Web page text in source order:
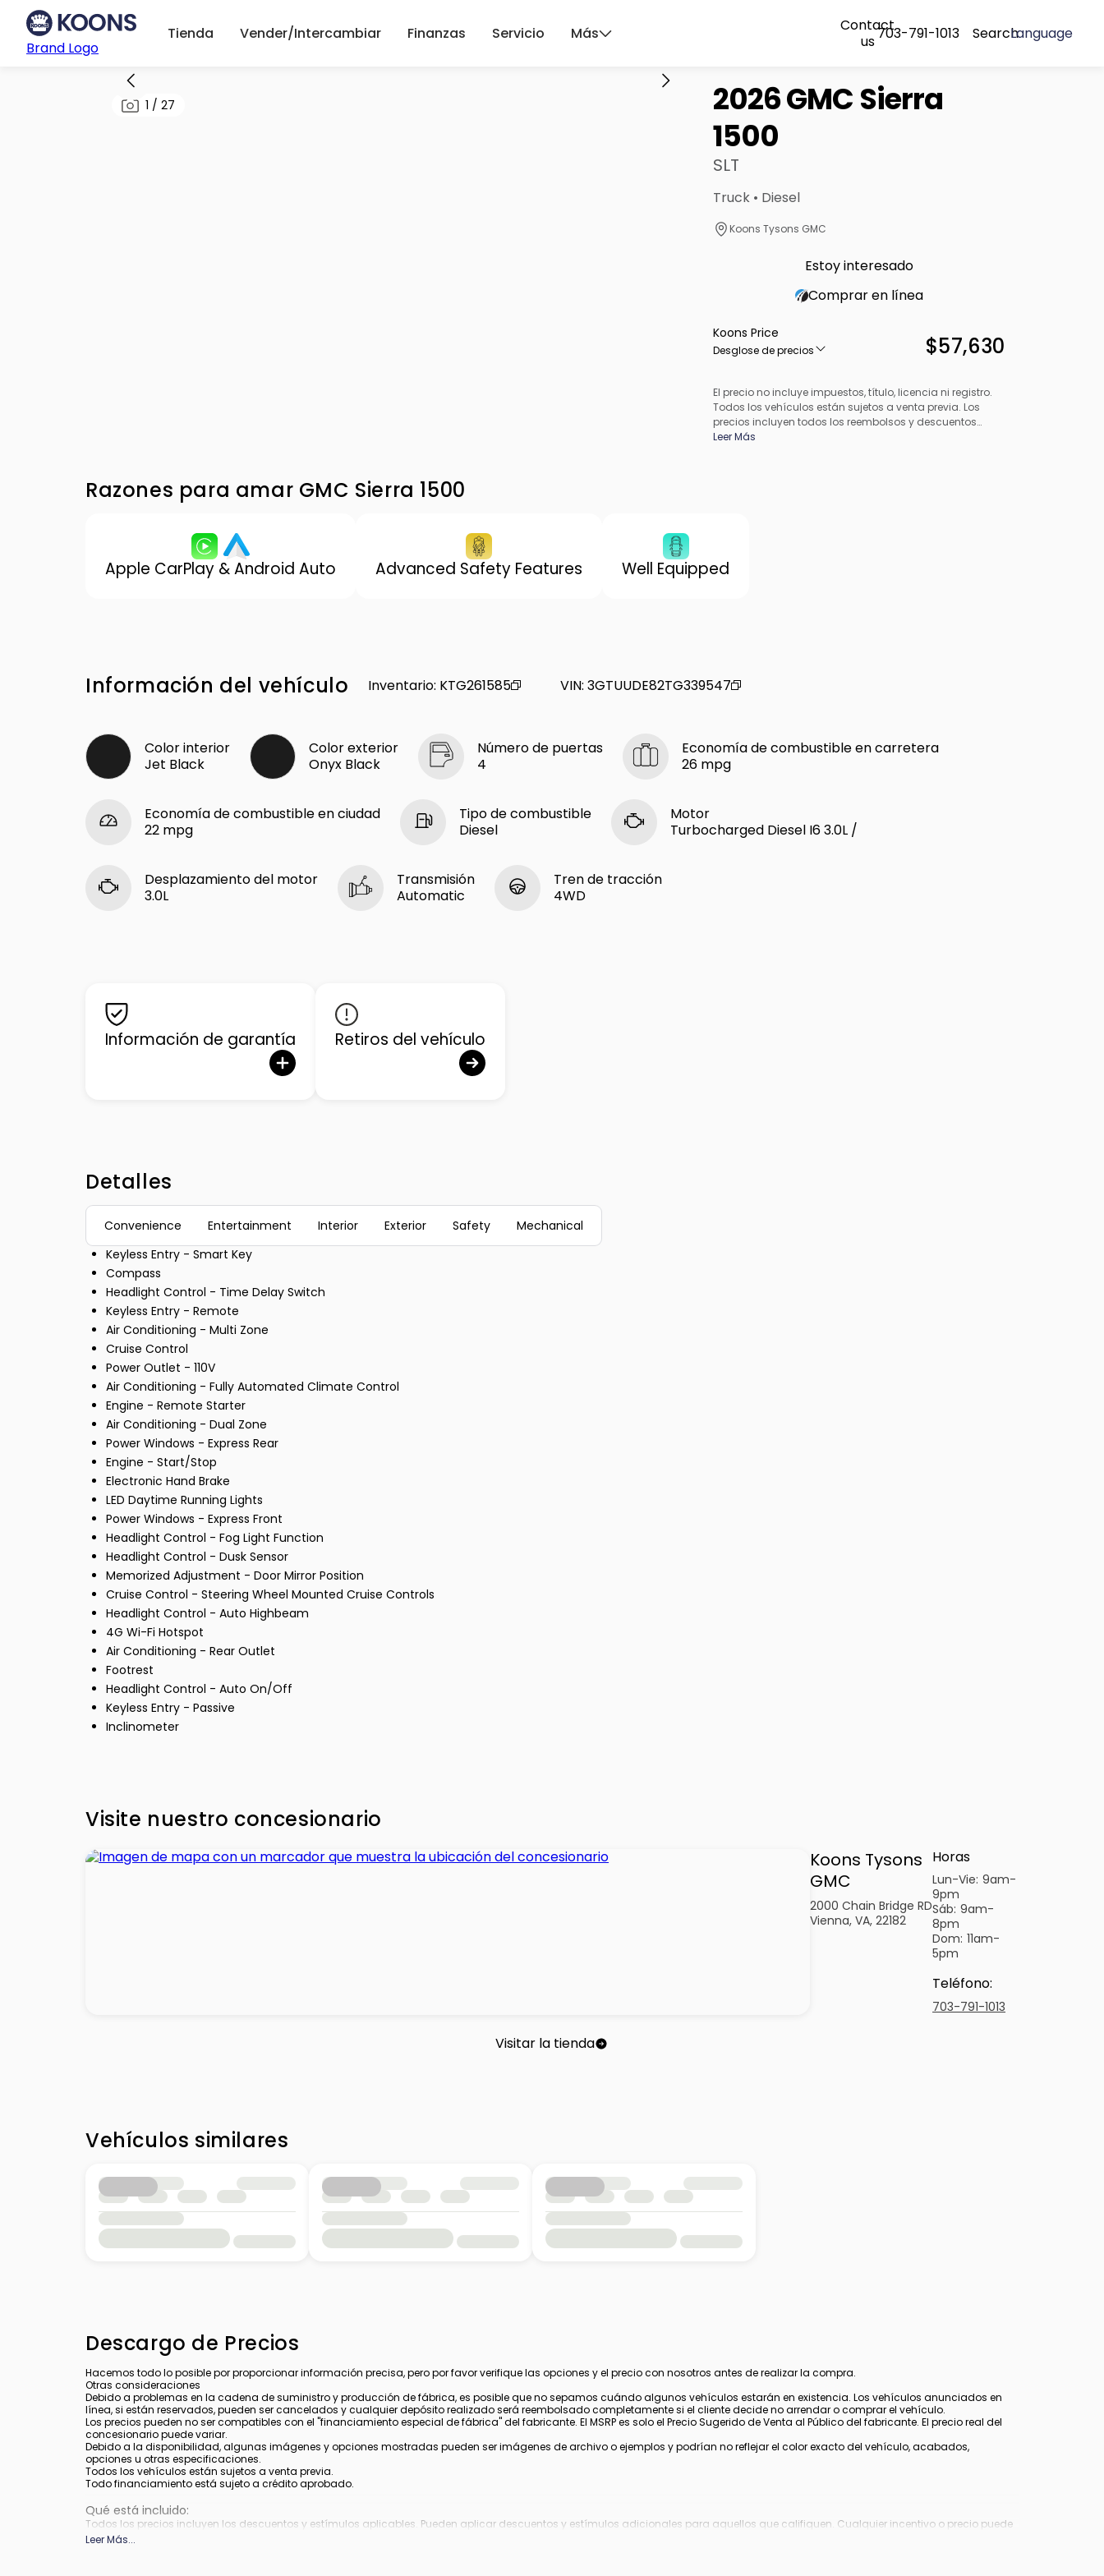
Brand Logo
Tienda Vender/Intercambiar Finanzas Servicio Más
Contact
us703-791-1013 SearchLanguage
1 / 27
2026 GMC Sierra
1500
SLT
Truck • Diesel
Koons Tysons GMC
Estoy interesado
Comprar en línea
Koons Price
Desglose de precios $57,630
El precio no incluye impuestos, título, licencia ni registro.
Todos los vehículos están sujetos a venta previa. Los
precios incluyen todos los reembolsos y descuentos
aplicables disponibles para todos los consumidores;
Leer Más
Razones para amar GMC Sierra 1500
Apple CarPlay & Android Auto Advanced Safety Features Well Equipped
Información del vehículo Inventario: KTG261585 VIN:3GTUUDE82TG339547
Color interior
Jet Black
Color exterior
Onyx Black
Número de puertas
4
Economía de combustible en carretera
26 mpg
Economía de combustible en ciudad
22 mpg
Tipo de combustible
Diesel
Motor
Turbocharged Diesel I6 3.0L /
Desplazamiento del motor
3.0L
Transmisión
Automatic
Tren de tracción
4WD
Información de garantía Retiros del vehículo
Detalles
Convenience Entertainment Interior Exterior Safety
Mechanical
Keyless Entry - Smart Key
Compass
Headlight Control - Time Delay Switch
Keyless Entry - Remote
Air Conditioning - Multi Zone
Cruise Control
Power Outlet - 110V
Air Conditioning - Fully Automated Climate Control
Engine - Remote Starter
Air Conditioning - Dual Zone
Power Windows - Express Rear
Engine - Start/Stop
Electronic Hand Brake
LED Daytime Running Lights
Power Windows - Express Front
Headlight Control - Fog Light Function
Headlight Control - Dusk Sensor
Memorized Adjustment - Door Mirror Position
Cruise Control - Steering Wheel Mounted Cruise Controls
Headlight Control - Auto Highbeam
4G Wi-Fi Hotspot
Air Conditioning - Rear Outlet
Footrest
Headlight Control - Auto On/Off
Keyless Entry - Passive
Inclinometer
Visite nuestro concesionario
Koons Tysons
GMC
2000 Chain Bridge RD
Vienna, VA, 22182
Horas
Lun-Vie: 9am-
9pm
Sáb: 9am-
8pm
Dom: 11am-
5pm
Teléfono:
703-791-1013
Visitar la tienda
Vehículos similares
Descargo de Precios
Hacemos todo lo posible por proporcionar información precisa, pero por favor verifique las opciones y el precio con nosotros antes de realizar la compra.
Otras consideraciones
Debido a problemas en la cadena de suministro y producción de fábrica, es posible que no sepamos cuándo algunos vehículos estarán en existencia. Los vehículos anunciados en
línea, si están reservados, pueden ser cancelados y cualquier depósito realizado será reembolsado completamente si el cliente decide no arrendar o comprar el vehículo.
Los precios pueden no ser compatibles con el "financiamiento especial de fábrica" del fabricante. El MSRP es solo el Precio Sugerido de Venta al Público del fabricante. El precio real del
concesionario puede variar.
Debido a la disponibilidad, algunas imágenes y opciones mostradas pueden ser imágenes de archivo o ejemplos y podrían no reflejar el color exacto del vehículo, acabados,
opciones u otras especificaciones.
Todos los vehículos están sujetos a venta previa.
Todo financiamiento está sujeto a crédito aprobado.
Qué está incluido:
Todos los precios incluyen los descuentos y estímulos aplicables. Pueden aplicar descuentos y estímulos adicionales para aquellos que califiquen. Cualquier incentivo o precio puede
depender de los períodos del programa de incentivos del fabricante, los cuales pueden variar o expirar.
Leer Más...